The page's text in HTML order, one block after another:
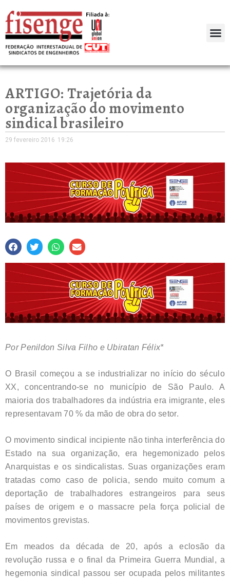
ARTIGO: Trajetória da
organização do movimento
sindical brasileiro
29 fevereiro 2016 19:26
PorPenildon Silva Filho e Ubiratan Félix*
O Brasil começou a se industrializar no início do século
XX, concentrando-se no município de São Paulo. A
maioria dos trabalhadores da indústria era imigrante, eles
representavam 70 % da mão de obra do setor.
O movimento sindical incipiente não tinha interferência do
Estado na sua organização, era hegemonizado pelos
Anarquistas e os sindicalistas. Suas organizações eram
tratadas como caso de policia, sendo muito comum a
deportação de trabalhadores estrangeiros para seus
países de origem e o massacre pela força policial de
movimentos grevistas.
Em meados da década de 20, após a eclosão da
revolução russa e o final da Primeira Guerra Mundial, a
hegemonia sindical passou ser ocupada pelos militantes